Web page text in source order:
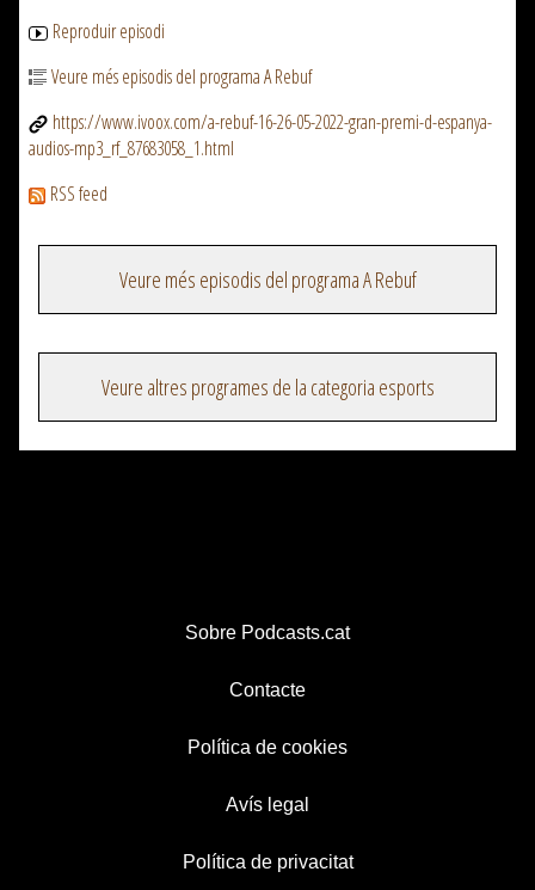
Reproduir episodi
Veure més episodis del programa A Rebuf
https://www.ivoox.com/a-rebuf-16-26-05-2022-gran-premi-d-espanya-
audios-mp3_rf_87683058_1.html
RSS feed
Veure més episodis del programa A Rebuf
Veure altres programes de la categoria esports
Sobre Podcasts.cat
Contacte
Política de cookies
Avís legal
Política de privacitat